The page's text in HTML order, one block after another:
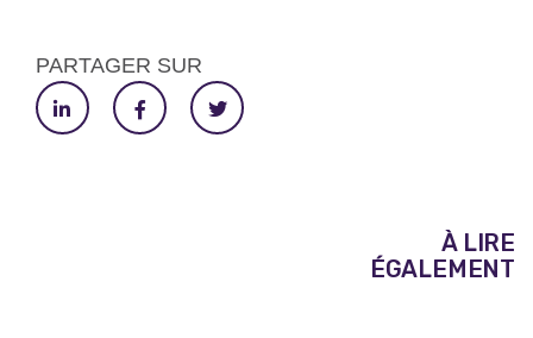
PARTAGER SUR
À LIRE
ÉGALEMENT